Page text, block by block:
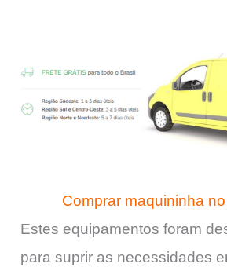
Comprar maquininha no
Estes equipamentos foram
para suprir as necessidades